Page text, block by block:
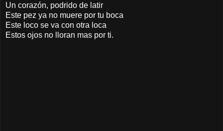
Un corazón, podrido de latir
Este pez ya no muere por tu boca
Este loco se va con otra loca
Estos ojos no lloran mas por ti.